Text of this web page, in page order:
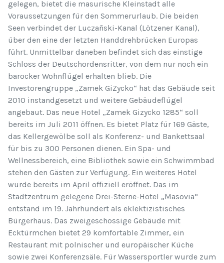
gelegen, bietet die masurische Kleinstadt alle
Voraussetzungen für den Sommerurlaub. Die beiden
Seen verbindet der Luczañski-Kanal (Lötzener Kanal),
über den eine der letzten Handdrehbrücken Europas
führt. Unmittelbar daneben befindet sich das einstige
Schloss der Deutschordensritter, von dem nur noch ein
barocker Wohnflügel erhalten blieb. Die
Investorengruppe „Zamek GiZycko“ hat das Gebäude seit
2010 instandgesetzt und weitere Gebäudeflügel
angebaut. Das neue Hotel „Zamek Gizycko 1285“ soll
bereits im Juli 2011 öffnen. Es bietet Platz für 169 Gäste,
das Kellergewölbe soll als Konferenz- und Bankettsaal
für bis zu 300 Personen dienen. Ein Spa- und
Wellnessbereich, eine Bibliothek sowie ein Schwimmbad
stehen den Gästen zur Verfügung. Ein weiteres Hotel
wurde bereits im April offiziell eröffnet. Das im
Stadtzentrum gelegene Drei-Sterne-Hotel „Masovia“
entstand im 19. Jahrhundert als eklektizistisches
Bürgerhaus. Das zweigeschossige Gebäude mit
Ecktürmchen bietet 29 komfortable Zimmer, ein
Restaurant mit polnischer und europäischer Küche
sowie zwei Konferenzsäle. Für Wassersportler wurde zum